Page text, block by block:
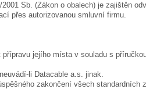
Sb. (Zákon o obalech) je zajištěn
přes autorizovanou smluvní firmu.
jejího místa v souladu s
li Datacable a.s. jinak.
zakončení všech standardních